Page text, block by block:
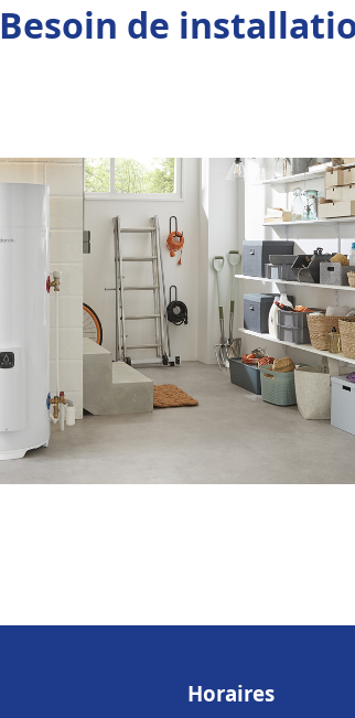
Besoin de
Horaires